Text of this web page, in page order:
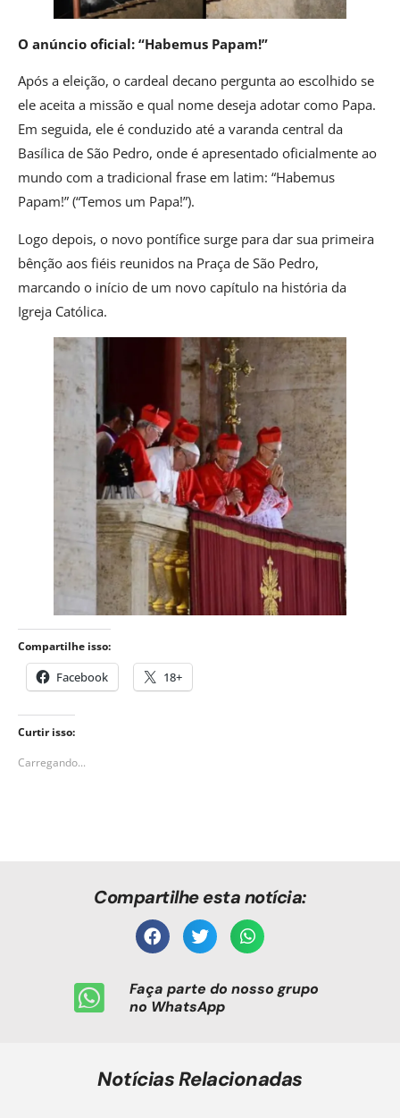
O anúncio oficial: “Habemus Papam!”
Após a eleição, o cardeal decano pergunta ao escolhido se
ele aceita a missão e qual nome deseja adotar como Papa.
Em seguida, ele é conduzido até a varanda central da
Basílica de São Pedro, onde é apresentado oficialmente ao
mundo com a tradicional frase em latim: “Habemus
Papam!” (“Temos um Papa!”).
Logo depois, o novo pontífice surge para dar sua primeira
bênção aos fiéis reunidos na Praça de São Pedro,
marcando o início de um novo capítulo na história da
Igreja Católica.
Compartilhe isso:
Facebook 18+
Curtir isso:
Carregando...
Compartilhe esta notícia:
Faça parte do nosso grupo
no WhatsApp
Notícias Relacionadas